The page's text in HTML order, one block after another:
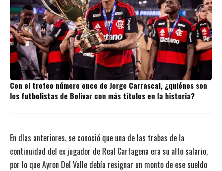
Con el trofeo número once de Jorge Carrascal, ¿quiénes son
los futbolistas de Bolívar con más títulos en la historia?
En días anteriores, se conoció que una de las trabas de la
continuidad del ex jugador de Real Cartagena era su alto salario,
por lo que Ayron Del Valle debía resignar un monto de ese sueldo